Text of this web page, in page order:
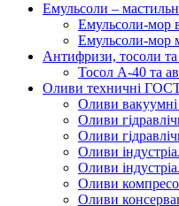
Емульсоли –
Емульсоли-мор
Емульсоли-мор
Антифризи, тосоли та
Тосол А-40 та
Оливи техничні
Оливи
Оливи
Оливи
Оливи
Оливи
Оливи
Оливи